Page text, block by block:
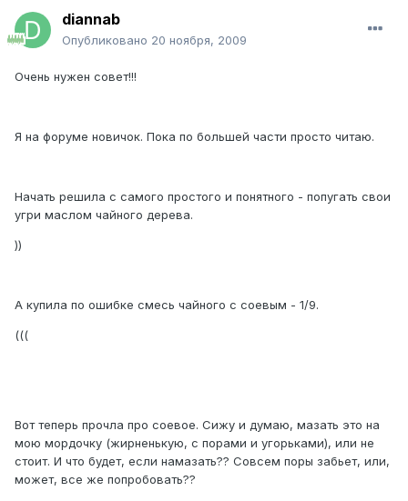
diannab
Опубликовано 20 ноября, 2009
Очень нужен совет!!!
Я на форуме новичок. Пока по большей части просто читаю.
Начать решила с самого простого и понятного - попугать свои
угри маслом чайного дерева.
))
А купила по ошибке смесь чайного с соевым - 1/9.
(((
Вот теперь прочла про соевое. Сижу и думаю, мазать это на
мою мордочку (жирненькую, с порами и угорьками), или не
стоит. И что будет, если намазать?? Совсем поры забьет, или,
может, все же попробовать??